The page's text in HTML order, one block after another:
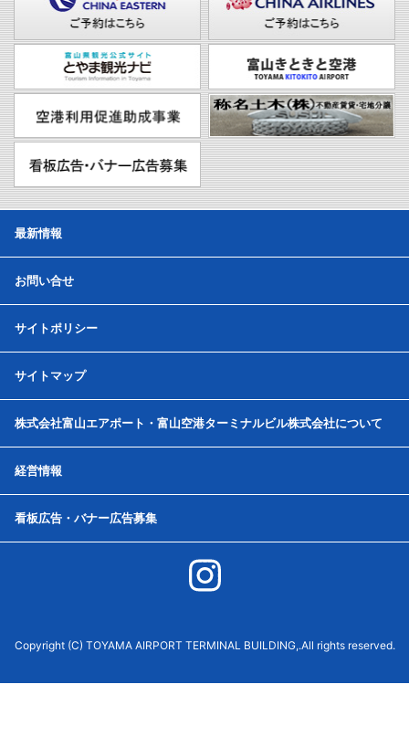
最新情報
お問い合せ
サイトポリシー
サイトマップ
株式会社富山エアポート・富山空港ターミナルビル株式会社について
経営情報
看板広告・バナー広告募集
Copyright (C) TOYAMA AIRPORT TERMINAL BUILDING,.All rights reserved.